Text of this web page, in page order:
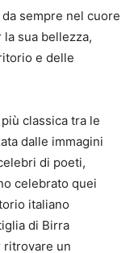
sempre nel cuore
sua bellezza,
e delle
classica tra le
dalle immagini
di poeti,
celebrato quei
italiano
di Birra
ritrovare un